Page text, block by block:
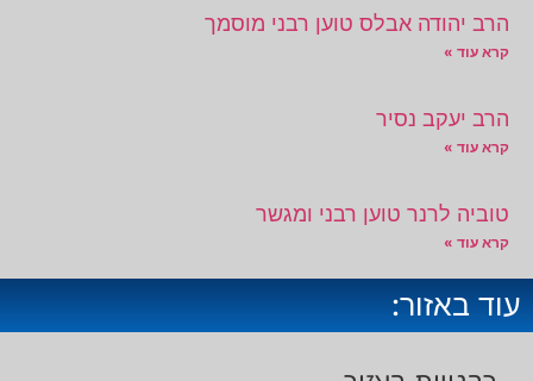
הרב יהודה אבלס טוען רבני מוסמך
קרא עוד »
הרב יעקב נסיר
קרא עוד »
טוביה לרנר טוען רבני ומגשר
קרא עוד »
עוד באזור: